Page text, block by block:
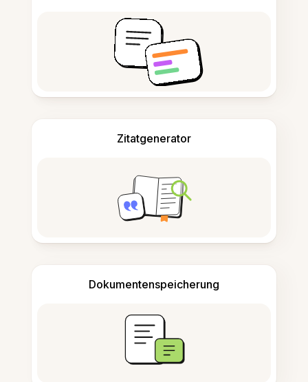
Zitatgenerator
Dokumentenspeicherung